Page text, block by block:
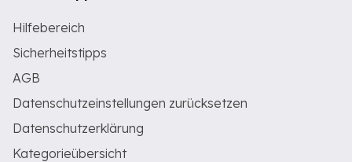
Hilfebereich
Sicherheitstipps
AGB
Datenschutzeinstellungen zurücksetzen
Datenschutzerklärung
Kategorieübersicht